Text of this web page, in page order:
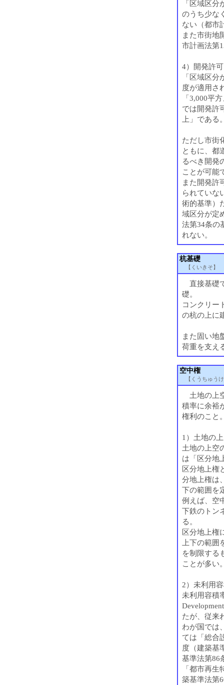
「区域区
のうち少な
ない（都市
また市街地
市計画法第
4）開発許
「区域区
度が適用さ
「3,000平
では開発許
上」である
ただし市街
ともに、都
るべき開発
ことが可能
また開発許
られていな
術的基準）
域区分が定
法第34条の
れない。
杭基礎
【くいきそ】
直接基礎
礎。
コンクリー
の杭の上に
また固い地
荷重を支え
空中権
【くうちゅう
土地の上
積率に余裕
権利のこと
1）土地の
土地の上空
は「区分地
区分地上権
分地上権は
下の範囲を
例えば、空
下鉄のトン
る。
区分地上権
上下の範
を制限する
ことが多い
2）未利用
未利用容積
たが、従来
わが国では
ては「総合
度（建築基
基準法第86
「都市再
築基準法第